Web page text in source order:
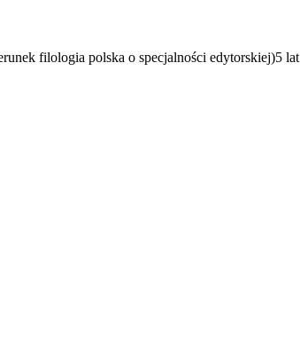
filologia polska o specjalności edytorskiej)5 lat